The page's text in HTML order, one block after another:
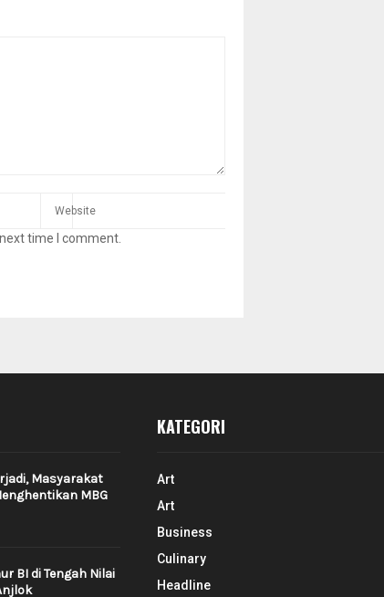
time I comment.
Masyarakat
MBG
BI di Tengah Nilai
KATEGORI
Art
Art
Business
Culinary
Headline